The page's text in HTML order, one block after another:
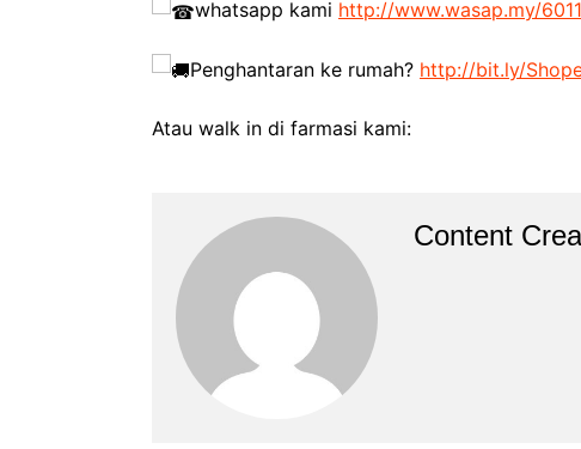
whatsapp kami http://www.wasap.my/
Penghantaran ke rumah? http://bit.ly/
Atau walk in di farmasi kami:
Content